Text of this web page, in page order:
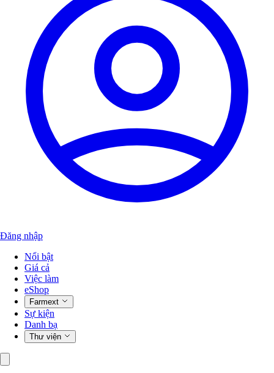
Đăng nhập
Nổi bật
Giá cả
Việc làm
eShop
Farmext
Sự kiện
Danh bạ
Thư viện